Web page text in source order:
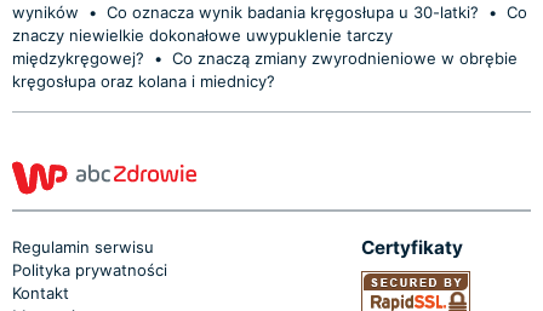
wyników
• Co oznacza wynik badania kręgosłupa u 30-latki? • Co
znaczy niewielkie dokonałowe uwypuklenie tarczy
międzykręgowej?
• Co znaczą zmiany zwyrodnieniowe w obrębie
kręgosłupa oraz kolana i miednicy?
Regulamin serwisu
Polityka prywatności
Kontakt
Certyfikaty